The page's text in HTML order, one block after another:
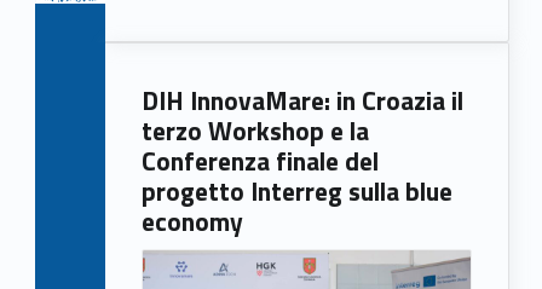
DIH InnovaMare: in Croazia il
terzo Workshop e la
Conferenza finale del
progetto Interreg sulla blue
economy